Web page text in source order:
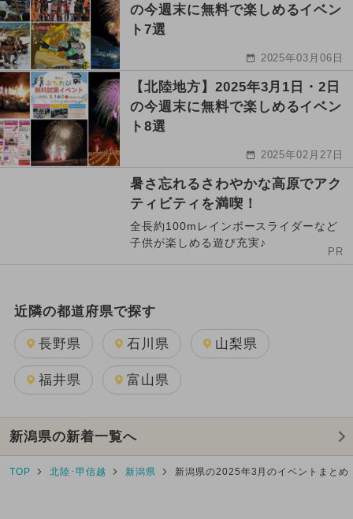
の今週末に無料で楽しめるイベン
ト7選
2025年03月06日
【北陸地方】2025年3月1日・2日
の今週末に無料で楽しめるイベン
ト8選
2025年02月27日
暑さ忘れるさわやかな高原でアク
ティビティを満喫！
全長約100mレインボースライダーなど
子供が楽しめる遊び充実♪
PR
近隣の都道府県で探す
長野県 石川県 山梨県
福井県 富山県
新潟県の新着一覧へ
TOP 北陸･甲信越 新潟県 新潟県の2025年3月のイベントまとめ